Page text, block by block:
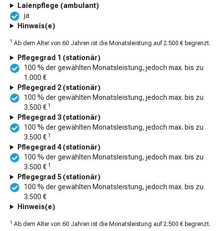
Laienpflege (ambulant)
ja
Hinweis(e)
1 Ab dem Alter von 60 Jahren ist die Monatsleistung auf 2.500 € begrenzt.
Pflegegrad 1 (stationär)
100 % der gewählten Monatsleistung, jedoch max. bis zu
1.000 €
Pflegegrad 2 (stationär)
100 % der gewählten Monatsleistung, jedoch max. bis zu
3.500 € 1
Pflegegrad 3 (stationär)
100 % der gewählten Monatsleistung, jedoch max. bis zu
3.500 € 1
Pflegegrad 4 (stationär)
100 % der gewählten Monatsleistung, jedoch max. bis zu
3.500 € 1
Pflegegrad 5 (stationär)
100 % der gewählten Monatsleistung, jedoch max. bis zu
3.500 €
Hinweis(e)
1 Ab dem Alter von 60 Jahren ist die Monatsleistung auf 2.500 € begrenzt.